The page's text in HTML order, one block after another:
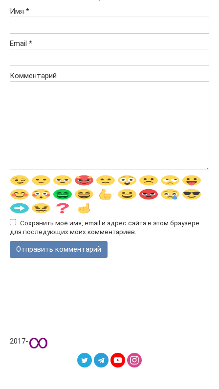
Имя *
Email *
Комментарий
Сохранить моё имя, email и адрес сайта в этом браузере
для последующих моих комментариев.
2017-∞